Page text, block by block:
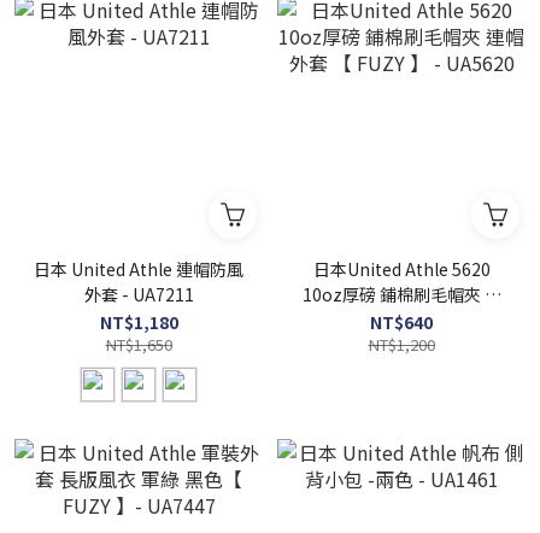
日本 United Athle 連帽防風
外套 - UA7211
NT$1,180
NT$1,650
日本United Athle 5620
10oz厚磅 鋪棉刷毛帽夾 連
帽外套 【 FUZY 】 - UA5620
NT$640
NT$1,200